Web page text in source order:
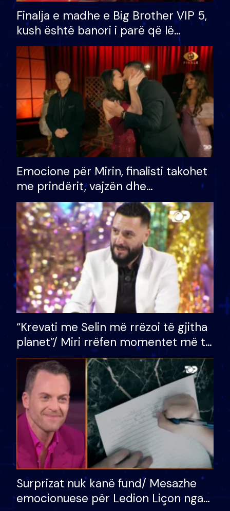
Finalja e madhe e Big Brother VIP 5,
kush është banori i parë që lë
shtëpinë dhe humb mundësinë për
të fituar çmimin e madh
Emocione për Mirin, finalisti takohet
me prindërit, vajzën dhe
bashkëshorten: S’kemi ndonjë letër
divorci apo jo?
“Krevati me Selin më rrëzoi të gjitha
planet”/ Miri rrëfen momentet më të
bukura në shtëpinë e BB VIP: Do më
mungojë zilja e mëngjesit kur…
Surprizat nuk kanë fund/ Mesazhe
emocionuese për Ledion Liçon nga